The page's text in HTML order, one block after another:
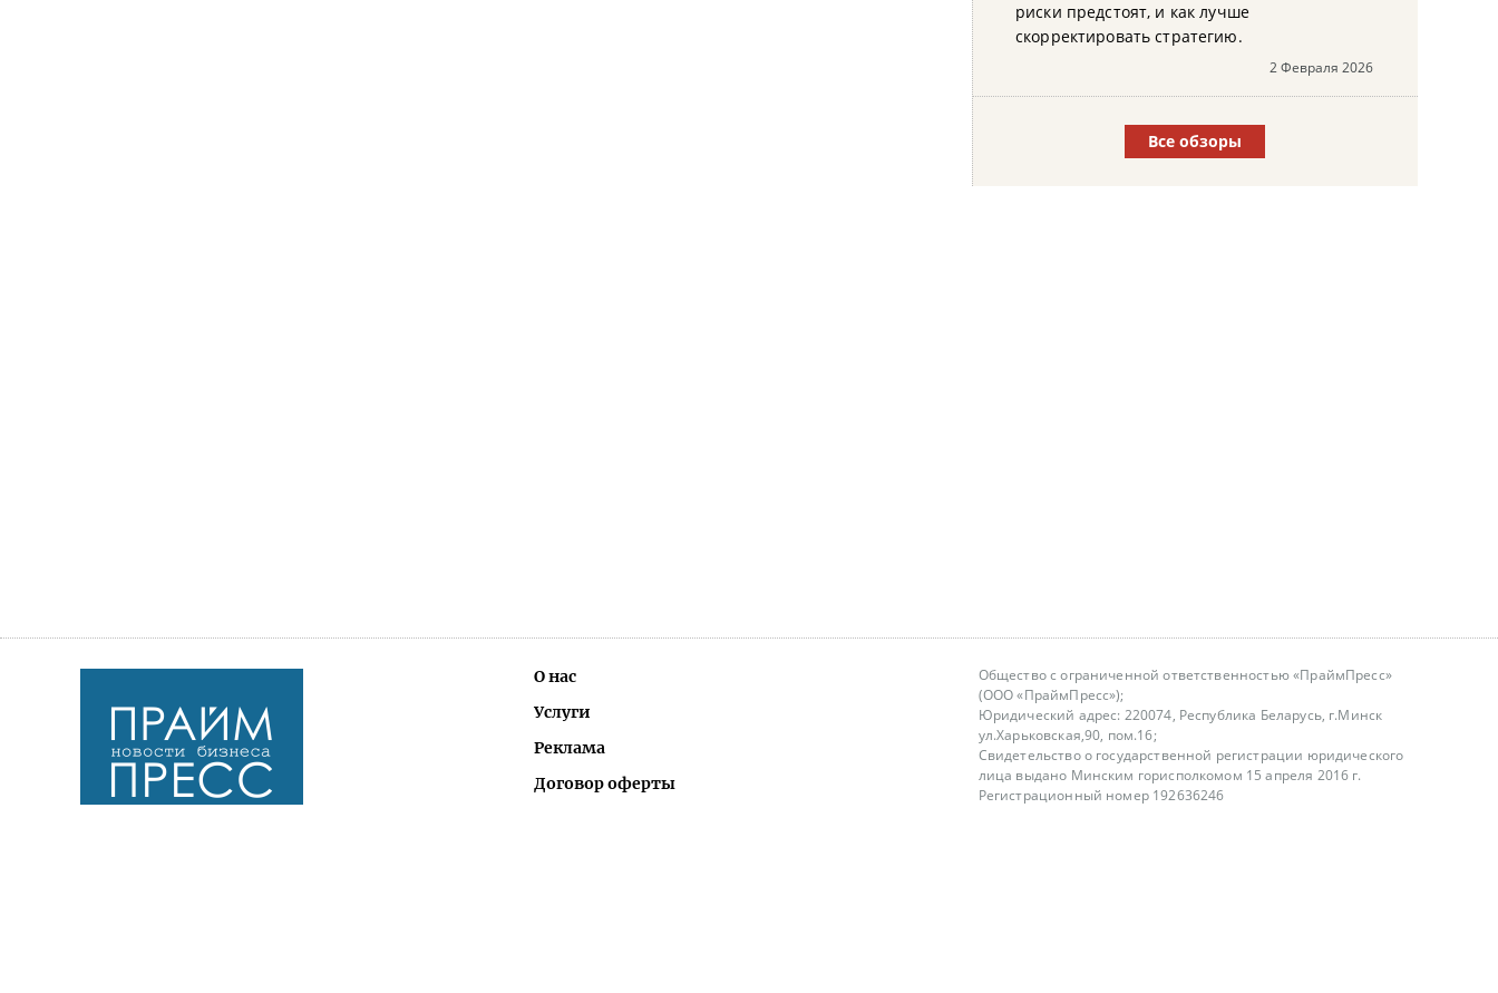
риски предстоят, и как лучше
скорректировать стратегию.
2 Февраля 2026
Все обзоры
О нас
Услуги
Реклама
Договор оферты
Общество с ограниченной ответственностью «ПраймПресс»
(ООО «ПраймПресс»);
Юридический адрес: 220074, Республика Беларусь, г.Минск
ул.Харьковская,90, пом.16;
Свидетельство о государственной регистрации юридического
лица выдано Минским горисполкомом 15 апреля 2016 г.
Регистрационный номер 192636246